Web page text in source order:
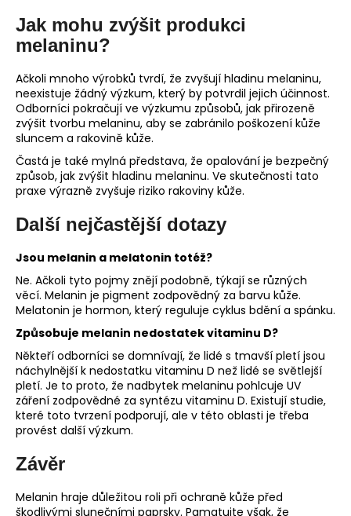
Jak mohu zvýšit produkci
melaninu?
Ačkoli mnoho výrobků tvrdí, že zvyšují hladinu melaninu,
neexistuje žádný výzkum, který by potvrdil jejich účinnost.
Odborníci pokračují ve výzkumu způsobů, jak přirozeně
zvýšit tvorbu melaninu, aby se zabránilo poškození kůže
sluncem a rakovině kůže.
Častá je také mylná představa, že opalování je bezpečný
způsob, jak zvýšit hladinu melaninu. Ve skutečnosti tato
praxe výrazně zvyšuje riziko rakoviny kůže.
Další nejčastější dotazy
Jsou melanin a melatonin totéž?
Ne. Ačkoli tyto pojmy znějí podobně, týkají se různých
věcí. Melanin je pigment zodpovědný za barvu kůže.
Melatonin je hormon, který reguluje cyklus bdění a spánku.
Způsobuje melanin nedostatek vitaminu D?
Někteří odborníci se domnívají, že lidé s tmavší pletí jsou
náchylnější k nedostatku vitaminu D než lidé se světlejší
pletí. Je to proto, že nadbytek melaninu pohlcuje UV
záření zodpovědné za syntézu vitaminu D. Existují studie,
které toto tvrzení podporují, ale v této oblasti je třeba
provést další výzkum.
Závěr
Melanin hraje důležitou roli při ochraně kůže před
škodlivými slunečními paprsky. Pamatujte však, že